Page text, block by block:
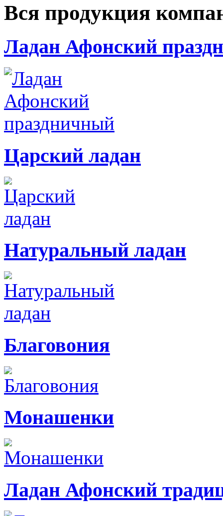
Вся продукция
Ладан Афонский
Царский ладан
Натуральный ладан
Благовония
Монашенки
Ладан Афонский